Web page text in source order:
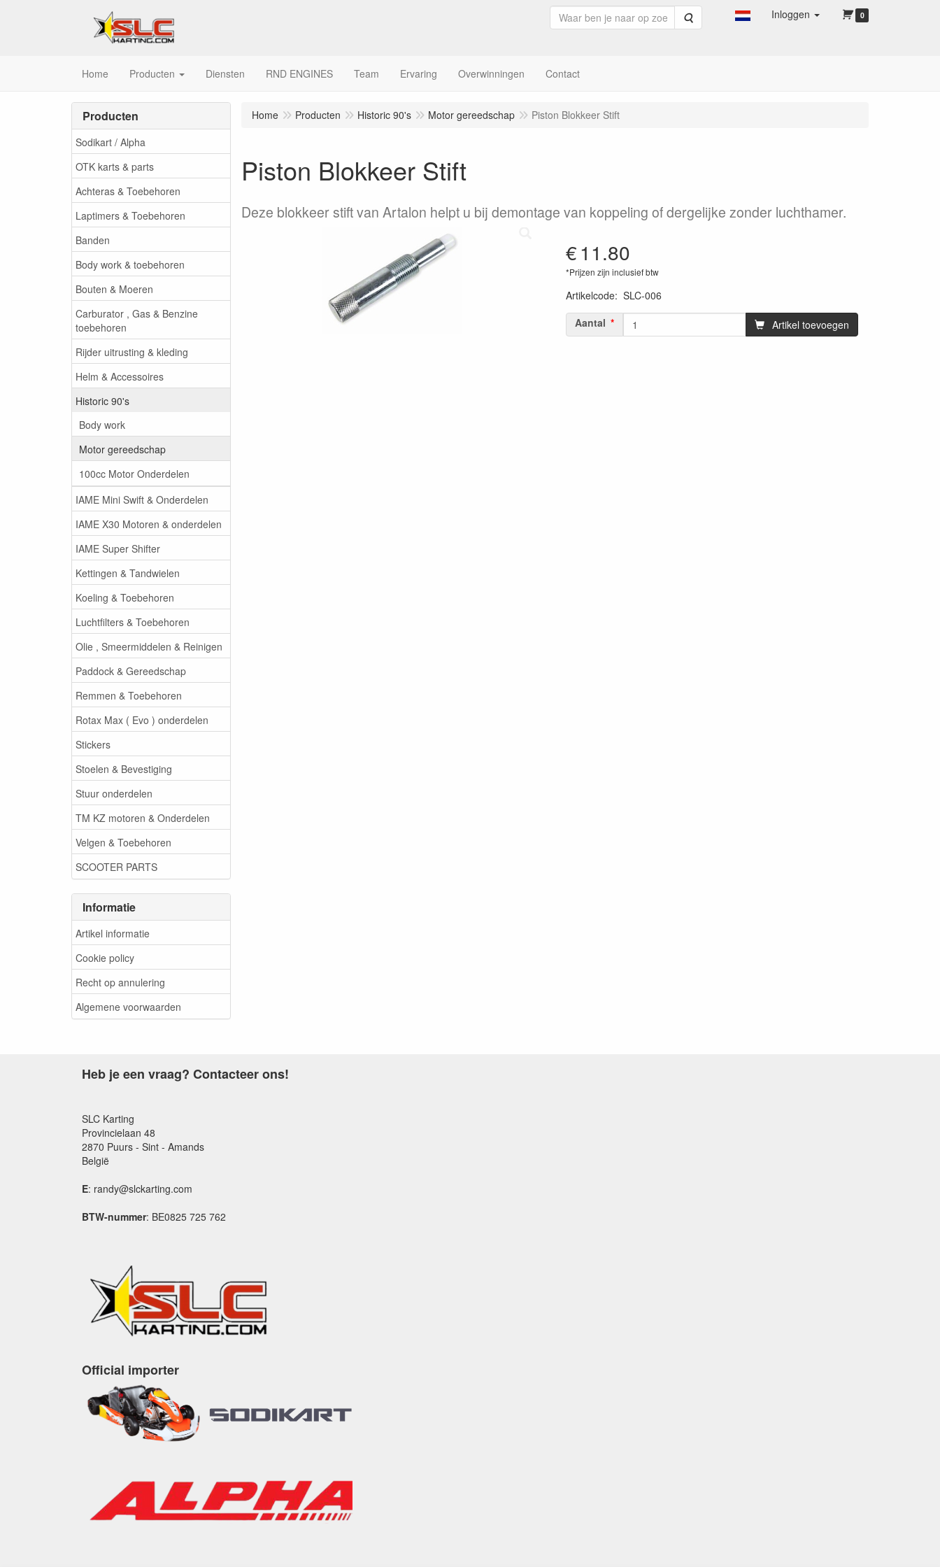
Zoeken Inloggen 0
Home Producten Diensten RND ENGINES Team Ervaring Overwinningen Contact
Producten
Sodikart / Alpha
OTK karts & parts
Achteras & Toebehoren
Laptimers & Toebehoren
Banden
Body work & toebehoren
Bouten & Moeren
Carburator , Gas & Benzine
toebehoren
Rijder uitrusting & kleding
Helm & Accessoires
Historic 90's
Body work
Motor gereedschap
100cc Motor Onderdelen
IAME Mini Swift & Onderdelen
IAME X30 Motoren & onderdelen
IAME Super Shifter
Kettingen & Tandwielen
Koeling & Toebehoren
Luchtfilters & Toebehoren
Olie , Smeermiddelen & Reinigen
Paddock & Gereedschap
Remmen & Toebehoren
Rotax Max ( Evo ) onderdelen
Stickers
Stoelen & Bevestiging
Stuur onderdelen
TM KZ motoren & Onderdelen
Velgen & Toebehoren
SCOOTER PARTS
Informatie
Artikel informatie
Cookie policy
Recht op annulering
Algemene voorwaarden
Home Producten Historic 90's Motor gereedschap Piston Blokkeer Stift
Piston Blokkeer Stift
Deze blokkeer stift van Artalon helpt u bij demontage van koppeling of dergelijke zonder luchthamer.
€11.80
*Prijzen zijn inclusief btw
Artikelcode: SLC-006
Aantal
Artikel toevoegen
Heb je een vraag? Contacteer ons!
SLC Karting
Provincielaan 48
2870 Puurs - Sint - Amands
België
E: randy@slckarting.com
BTW-nummer: BE0825 725 762
Official importer